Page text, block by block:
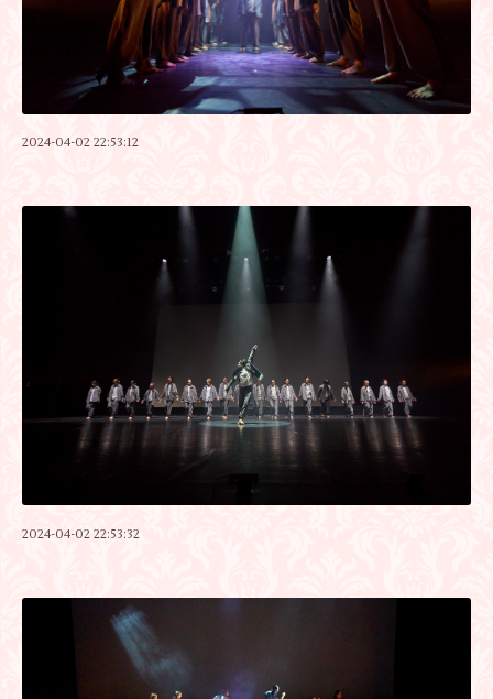
2024-04-02 22:53:12
2024-04-02 22:53:32